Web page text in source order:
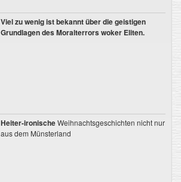
Viel zu wenig ist bekanntüber die geistigen
Grundlagen des Moralterrors woker Eliten.
Heiter-ironischeWeihnachtsgeschichten nicht nur
aus dem Münsterland